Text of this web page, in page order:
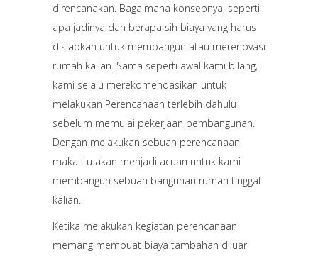
direncanakan. Bagaimana konsepnya, seperti
apa jadinya dan berapa sih biaya yang harus
disiapkan untuk membangun atau merenovasi
rumah kalian. Sama seperti awal kami bilang,
kami selalu merekomendasikan untuk
melakukan Perencanaan terlebih dahulu
sebelum memulai pekerjaan pembangunan.
Dengan melakukan sebuah perencanaan
maka itu akan menjadi acuan untuk kami
membangun sebuah bangunan rumah tinggal
kalian.
Ketika melakukan kegiatan perencanaan
memang membuat biaya tambahan diluar